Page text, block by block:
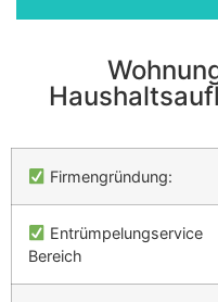
Firmengründung:
Entrümpelungservice
Bereich